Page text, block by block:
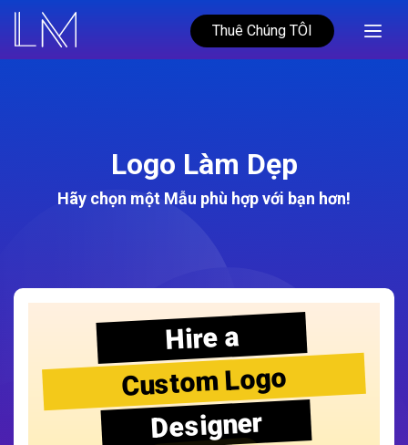
Thuê Chúng TÔI
Logo Làm Dẹp
Hãy chọn một Mẫu phù hợp với bạn hơn!
Hire a
Custom Logo
Designer